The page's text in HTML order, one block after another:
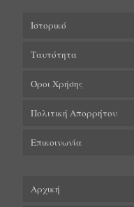
Ιστορικό
Ταυτότητα
Όροι Χρήσης
Πολιτική Απορρήτου
Επικοινωνία
Αρχική